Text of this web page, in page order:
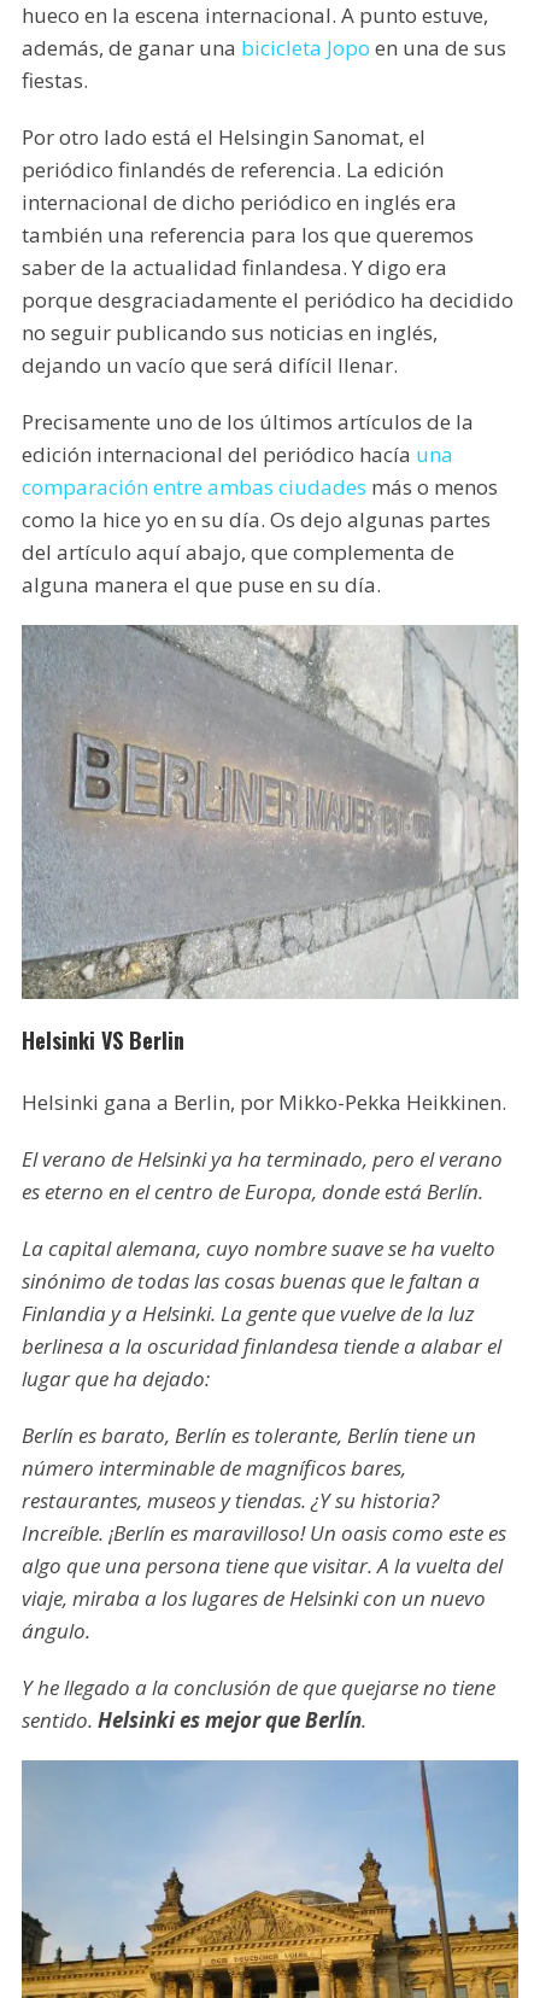
hueco en la escena internacional. A punto estuve,
además, de ganar una bicicleta Jopo en una de sus
fiestas.
Por otro lado está el Helsingin Sanomat, el
periódico finlandés de referencia. La edición
internacional de dicho periódico en inglés era
también una referencia para los que queremos
saber de la actualidad finlandesa. Y digo era
porque desgraciadamente el periódico ha decidido
no seguir publicando sus noticias en inglés,
dejando un vacío que será difícil llenar.
Precisamente uno de los últimos artículos de la
edición internacional del periódico hacía una
comparación entre ambas ciudades más o menos
como la hice yo en su día. Os dejo algunas partes
del artículo aquí abajo, que complementa de
alguna manera el que puse en su día.
Helsinki VS Berlin
Helsinki gana a Berlin, por Mikko-Pekka Heikkinen.
El verano de Helsinki ya ha terminado, pero el verano
es eterno en el centro de Europa, donde está Berlín.
La capital alemana, cuyo nombre suave se ha vuelto
sinónimo de todas las cosas buenas que le faltan a
Finlandia y a Helsinki. La gente que vuelve de la luz
berlinesa a la oscuridad finlandesa tiende a alabar el
lugar que ha dejado:
Berlín es barato, Berlín es tolerante, Berlín tiene un
número interminable de magníficos bares,
restaurantes, museos y tiendas. ¿Y su historia?
Increíble. ¡Berlín es maravilloso! Un oasis como este es
algo que una persona tiene que visitar. A la vuelta del
viaje, miraba a los lugares de Helsinki con un nuevo
ángulo.
Y he llegado a la conclusión de que quejarse no tiene
sentido. Helsinki es mejor que Berlín.